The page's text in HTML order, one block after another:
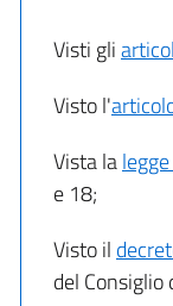
Visti gli
Visto l'
Vista la
e 18;
Visto il
del